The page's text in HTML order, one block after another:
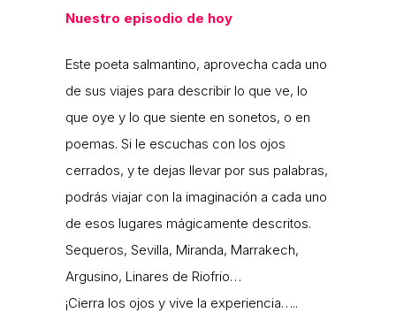
Nuestro episodio de hoy
Este poeta salmantino, aprovecha cada uno
de sus viajes para describir lo que ve, lo
que oye y lo que siente en sonetos, o en
poemas. Si le escuchas con los ojos
cerrados, y te dejas llevar por sus palabras,
podrás viajar con la imaginación a cada uno
de esos lugares mágicamente descritos.
Sequeros, Sevilla, Miranda, Marrakech,
Argusino, Linares de Riofrio…
¡Cierra los ojos y vive la experiencia…..